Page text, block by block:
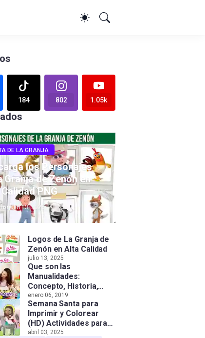
184 802 1.05k
DE LA GRANJA
los Personajes
Granja de Zenón en
PNG
julio 13, 2025
Logos de La Granja de
Zenón en Alta Calidad
julio 13, 2025
Que son las
Manualidades:
Concepto, Historia,
Tipos e Importancia
enero 06, 2019
Semana Santa para
Imprimir y Colorear
(HD) Actividades para
Niños!
abril 03, 2025